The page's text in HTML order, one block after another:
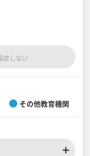
その他教育機関